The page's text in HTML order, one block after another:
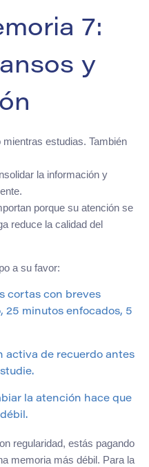
7:
y
estudias. También
la información y
porque su atención se
reduce la calidad del
a su favor:
cortas con breves
25 minutos enfocados, 5
activa de recuerdo antes
la atención hace que
regularidad, estás pagando
memoria más débil. Para la